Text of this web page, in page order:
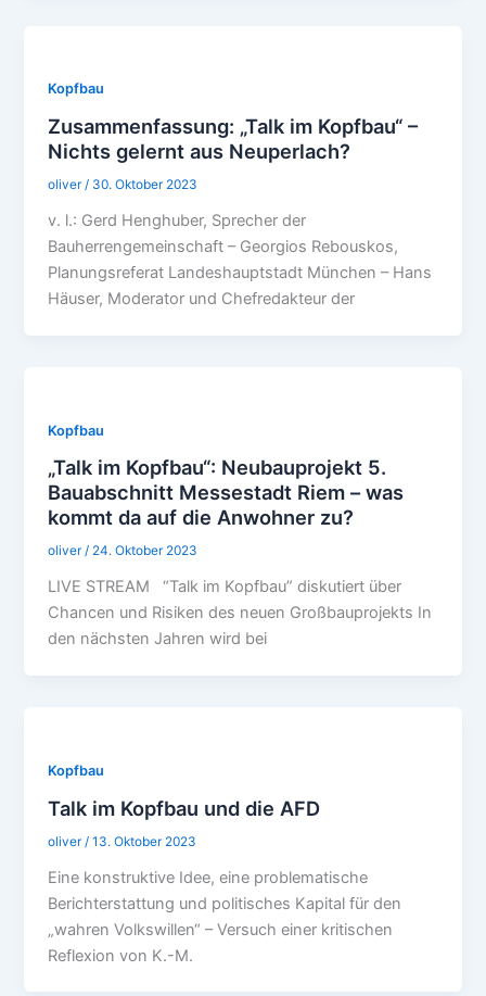
Kopfbau
Zusammenfassung: „Talk im Kopfbau“ –
Nichts gelernt aus Neuperlach?
oliver/ 30. Oktober 2023
v. l.: Gerd Henghuber, Sprecher der
Bauherrengemeinschaft – Georgios Rebouskos,
Planungsreferat Landeshauptstadt München – Hans
Häuser, Moderator und Chefredakteur der
Kopfbau
„Talk im Kopfbau“: Neubauprojekt 5.
Bauabschnitt Messestadt Riem – was
kommt da auf die Anwohner zu?
oliver/ 24. Oktober 2023
LIVE STREAM “Talk im Kopfbau” diskutiert über
Chancen und Risiken des neuen Großbauprojekts In
den nächsten Jahren wird bei
Kopfbau
Talk im Kopfbau und die AFD
oliver /13. Oktober 2023
Eine konstruktive Idee, eine problematische
Berichterstattung und politisches Kapital für den
„wahren Volkswillen“ – Versuch einer kritischen
Reflexion von K.-M.